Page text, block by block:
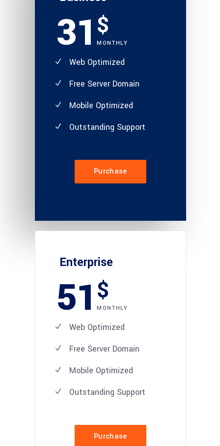
31$
MONTHLY
Web Optimized
Free Server Domain
Mobile Optimized
Outstanding Support
Purchase
Enterprise
51$
MONTHLY
Web Optimized
Free Server Domain
Mobile Optimized
Outstanding Support
Purchase